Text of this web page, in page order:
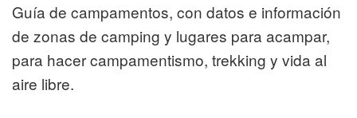
Guía de campamentos, con datos e información
de zonas de camping y lugares para acampar,
para hacer campamentismo, trekking y vida al
aire libre.